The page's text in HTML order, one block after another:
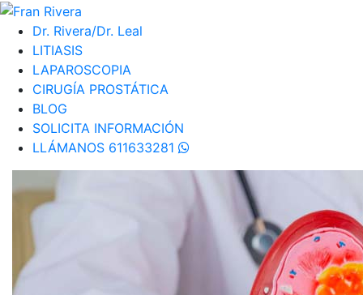
Dr. Rivera/Dr. Leal
LITIASIS
LAPAROSCOPIA
CIRUGÍA PROSTÁTICA
BLOG
SOLICITA INFORMACIÓN
LLÁMANOS 611633281